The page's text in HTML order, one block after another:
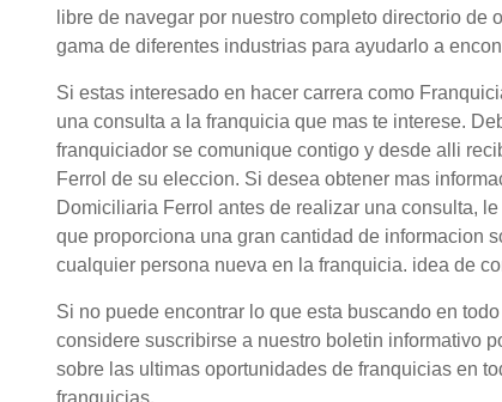
libre de navegar por nuestro completo directorio
gama de diferentes industrias para ayudarlo a
Si estas interesado en hacer carrera como
una consulta a la franquicia que mas te interese.
franquiciador se comunique contigo y desde alli
Ferrol de su eleccion. Si desea obtener mas
Domiciliaria Ferrol antes de realizar una consulta,
que proporciona una gran cantidad de informacion
cualquier persona nueva en la franquicia. idea de
Si no puede encontrar lo que esta buscando en
considere suscribirse a nuestro boletin informativo
sobre las ultimas oportunidades de franquicias en
franquicias.